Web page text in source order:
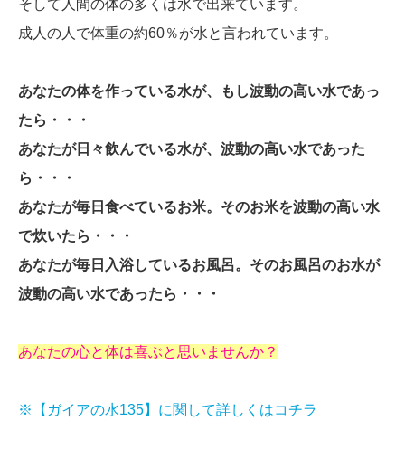
そして人間の体の多くは水で出来ています。
成人の人で体重の約60％が水と言われています。
あなたの体を作っている水が、もし波動の高い水であっ
たら・・・
あなたが日々飲んでいる水が、波動の高い水であった
ら・・・
あなたが毎日食べているお米。そのお米を波動の高い水
で炊いたら・・・
あなたが毎日入浴しているお風呂。そのお風呂のお水が
波動の高い水であったら・・・
あなたの心と体は喜ぶと思いませんか？
※【ガイアの水135】に関して詳しくはコチラ